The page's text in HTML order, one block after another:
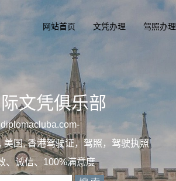
网站首页 文凭办理 驾照办理
文凭俱乐部
一
美国, 香港驾驶证，驾照，驾驶执照
、英国、加拿大、美国驾照